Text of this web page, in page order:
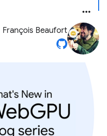
François Beaufort